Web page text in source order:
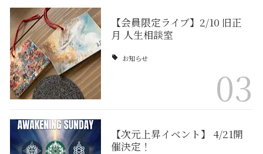
【会員限定ライブ】2/10 旧正
月 人生相談室
お知らせ
03
【次元上昇イベント】 4/21開
催決定！